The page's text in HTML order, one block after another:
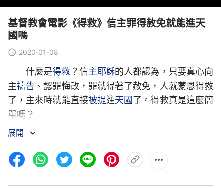
基督教會電影《得救》信主罪得赦免就能進天
國嗎
2020-01-08
什麼是得救 ？信主耶穌的人都認為，只要真心向
主禱告 、認罪悔改，罪就得著了赦免，人就蒙恩得救
了，主來時就能直接被提進天國了。得救真是這麼簡
單嗎？
本片主人公徐智謙信神多年，熱心為神花費，撇
下一切盡本分，因此遭到了中共的抓捕與酷刑折磨。
出獄後，他仍堅持盡本分，也有了一些實際經歷，講
展開